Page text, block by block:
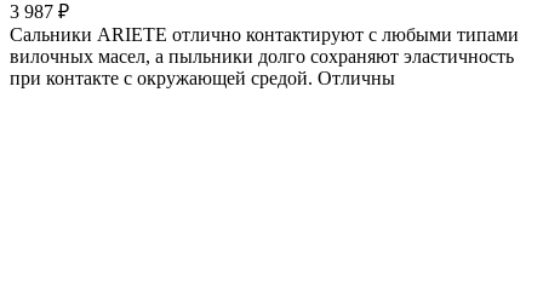
3 987 ₽
Сальники ARIETE отлично контактируют с любыми типами
вилочных масел, а пыльники долго сохраняют эластичность
при контакте с окружающей средой. Отличны